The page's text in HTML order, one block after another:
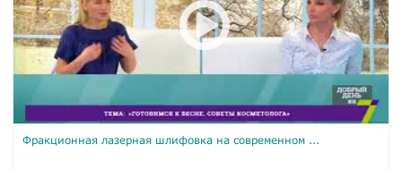
Фракционная лазерная шлифовка на современном ...